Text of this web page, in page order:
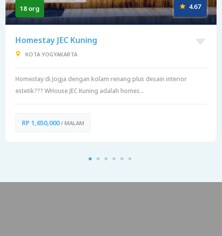
18 org 4.67
Homestay JEC Kuning
KOTA YOGYAKARTA
Homestay di Jogja dengan kolam renang plus desain interior
estetik??? WHouse JEC Kuning adalah homes...
RP 1,650,000/ MALAM